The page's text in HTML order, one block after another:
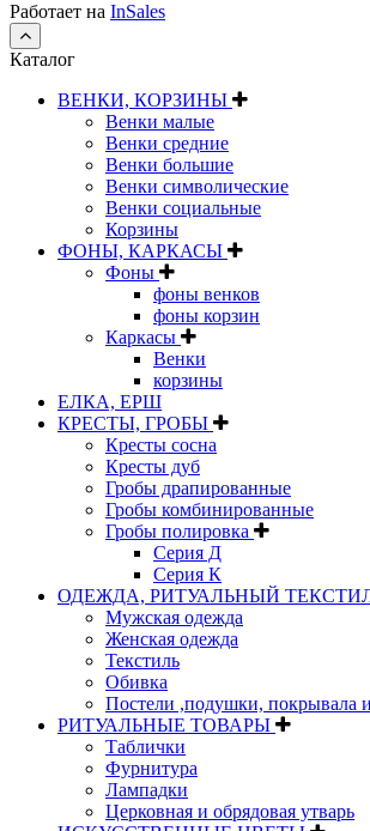
Работает на InSales
Каталог
ВЕНКИ, КОРЗИНЫ
Венки малые
Венки средние
Венки большие
Венки символические
Венки социальные
Корзины
ФОНЫ, КАРКАСЫ
Фоны
фоны венков
фоны корзин
Каркасы
Венки
корзины
ЕЛКА, ЕРШ
КРЕСТЫ, ГРОБЫ
Кресты сосна
Кресты дуб
Гробы драпированные
Гробы комбинированные
Гробы полировка
Серия Д
Серия К
ОДЕЖДА, РИТУАЛЬНЫЙ
Мужская одежда
Женская одежда
Текстиль
Обивка
Постели ,подушки, покрывала
РИТУАЛЬНЫЕ ТОВАРЫ
Таблички
Фурнитура
Лампадки
Церковная и обрядовая утварь